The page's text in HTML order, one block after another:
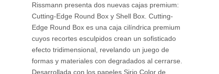
Rissmann presenta dos nuevas cajas premium:
Cutting-Edge Round Box y Shell Box. Cutting-
Edge Round Box es una caja cilíndrica premium
cuyos recortes esculpidos crean un sofisticado
efecto tridimensional, revelando un juego de
formas y materiales con degradados al cerrarse.
Desarrollada con los papeles Sirio Color de